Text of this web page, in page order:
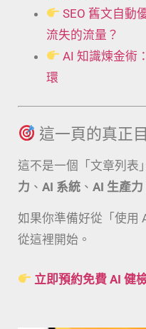
SEO 舊文自動
流失的流量？
AI 知識煉金術
環
這一頁的真正
這不是一個「文章列表
力 、 AI 系統 、 AI 生產力
如果你準備好從「使用
從這裡開始。
立即預約免費 AI 健